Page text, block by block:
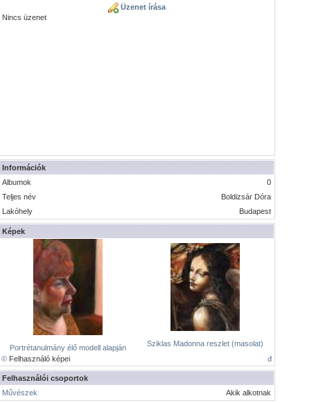
Üzenet írása
Nincs üzenet
Információk
Albumok
0
Teljes név
Boldizsár Dóra
Lakóhely
Budapest
Képek
Portrétanulmány élő modell alapján
Sziklas Madonna reszlet (masolat)
© Felhasználó képei đ
Felhasználói csoportok
Művészek
Akik alkotnak